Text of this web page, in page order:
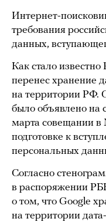
Интернет-
требования
данных,
Как стало
перенес хранение
на территории РФ.
было объявлено на
марта совещании
подготовке к
персональных
Согласно
в распоряжении
о том, что Google
на территории